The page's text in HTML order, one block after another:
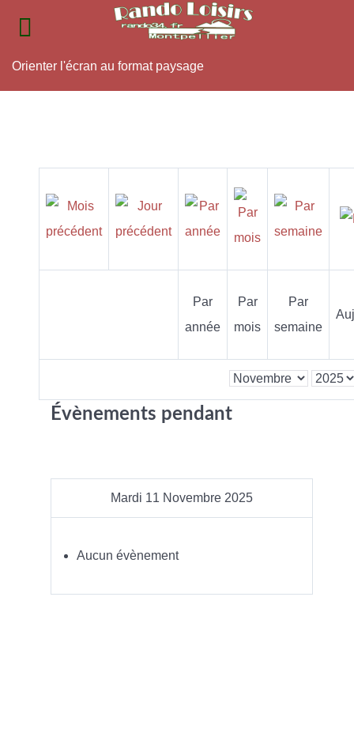
Orienter l'écran au format paysage
Par
année
Par
mois
Par
semaine
Évènements pendant
Mardi 11 Novembre 2025
Aucun évènement